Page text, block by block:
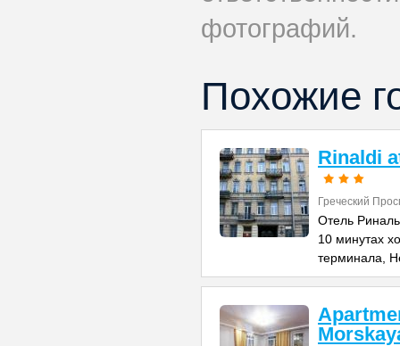
фотографий.
Похожие
Rinaldi
Греческий
Отель
10 минутах
терминала,